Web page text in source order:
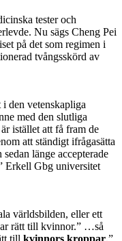
tester och
Nu sägs Cheng Pei
på det som regimen i
tvångsskörd av
den vetenskapliga
med den slutliga
istället att få fram de
att ständigt ifrågasätta
länge accepterade
Erkell Gbg universitet
världsbilden, eller ett
rätt till kvinnor.” …så
till kvinnors kroppar.”